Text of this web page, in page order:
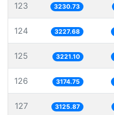
123 3230.73
124 3227.68
125 3221.10
126 3174.75
127 3125.87